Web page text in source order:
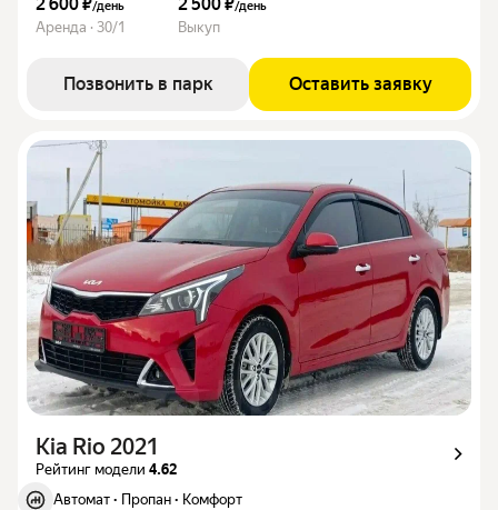
/день
Аренда · 30/1
/день
Выкуп
Позвонить в парк Оставить заявку
Kia Rio 2021
Рейтинг модели 4.62
Автомат · Пропан · Комфорт